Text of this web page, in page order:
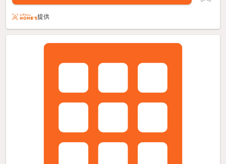
提供